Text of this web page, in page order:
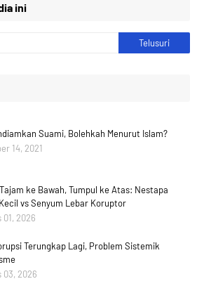
ini
Suami, Bolehkah Menurut Islam?
14, 2021
ke Bawah, Tumpul ke Atas: Nestapa
vs Senyum Lebar Koruptor
01, 2026
Terungkap Lagi, Problem Sistemik
03, 2026